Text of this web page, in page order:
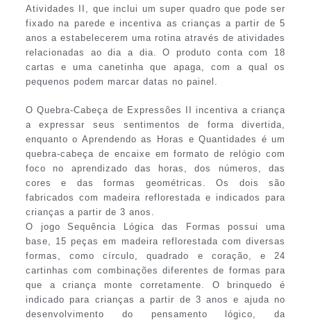
Atividades II, que inclui um super quadro que pode ser
fixado na parede e incentiva as crianças a partir de 5
anos a estabelecerem uma rotina através de atividades
relacionadas ao dia a dia. O produto conta com 18
cartas e uma canetinha que apaga, com a qual os
pequenos podem marcar datas no painel.
O Quebra-Cabeça de Expressões II incentiva a criança
a expressar seus sentimentos de forma divertida,
enquanto o Aprendendo as Horas e Quantidades é um
quebra-cabeça de encaixe em formato de relógio com
foco no aprendizado das horas, dos números, das
cores e das formas geométricas. Os dois são
fabricados com madeira reflorestada e indicados para
crianças a partir de 3 anos.
O jogo Sequência Lógica das Formas possui uma
base, 15 peças em madeira reflorestada com diversas
formas, como círculo, quadrado e coração, e 24
cartinhas com combinações diferentes de formas para
que a criança monte corretamente. O brinquedo é
indicado para crianças a partir de 3 anos e ajuda no
desenvolvimento do pensamento lógico, da